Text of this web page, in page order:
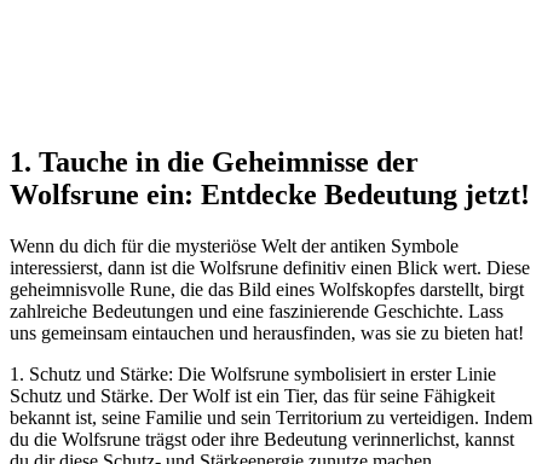
1. ‍Tauche‍ in die Geheimnisse der
⁢Wolfsrune ein: Entdecke Bedeutung⁢ jetzt!
Wenn du dich⁤ für die mysteriöse Welt⁤ der‍ antiken Symbole‌
interessierst, dann ist die‌ Wolfsrune‍ definitiv ⁢einen Blick​ wert. Diese​
geheimnisvolle Rune, die das ⁢Bild ⁤eines Wolfskopfes darstellt,⁢ birgt
zahlreiche ‌Bedeutungen und eine faszinierende Geschichte. Lass
uns gemeinsam eintauchen‍ und herausfinden, was sie zu bieten hat!
1. Schutz und Stärke:​ Die Wolfsrune‍ symbolisiert⁤ in erster Linie
Schutz und Stärke. Der Wolf ist ein​ Tier, das für seine​ Fähigkeit​
bekannt ist, seine Familie⁣ und sein Territorium zu⁣ verteidigen. Indem⁤
du die ‌Wolfsrune trägst oder ihre Bedeutung‌ verinnerlichst, kannst